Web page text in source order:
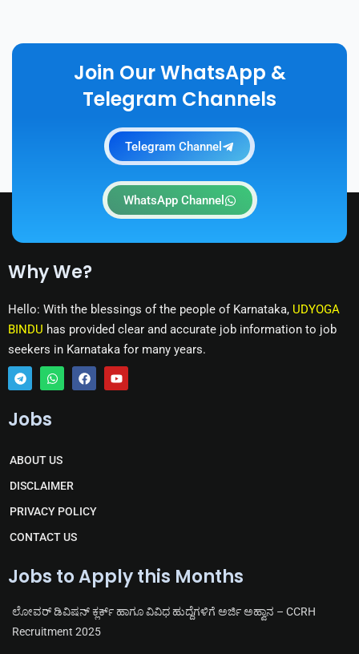
Join Our WhatsApp &
Telegram Channels
Telegram Channel
WhatsApp Channel
Why We?
Hello: With the blessings of the people of Karnataka, UDYOGA
BINDU has provided clear and accurate job information to job
seekers in Karnataka for many years.
T
l
r
a
m
W
a
a
p
p
F Y
Jobs
ABOUT US
DISCLAIMER
PRIVACY POLICY
CONTACT US
Jobs to Apply this Months
ಲೋವರ್ ಡಿವಿಷನ್ ಕ್ಲರ್ಕ್ ಹಾಗೂ ವಿವಿಧ ಹುದ್ದೆಗಳಿಗೆ ಅರ್ಜಿ ಅಹ್ವಾನ – CCRH
Recruitment 2025